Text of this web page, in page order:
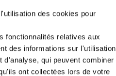
des cookies pour
fonctionnalités relatives aux
des informations sur l'utilisation
d'analyse, qui peuvent combiner
ont collectées lors de votre